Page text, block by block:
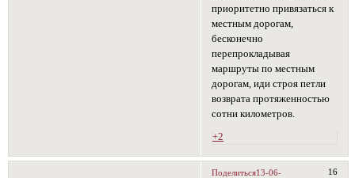
приоритетно привязаться к
местным дорогам,
бесконечно
перепрокладывая
маршруты по местным
дорогам, иди строя петли
возврата протяженностью
сотни километров.
+2
Поделиться 16
13-06-